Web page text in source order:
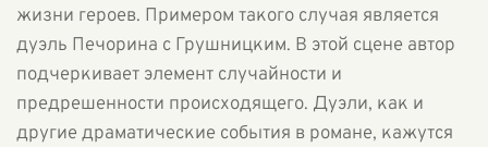
жизни героев. Примером такого случая является
дуэль Печорина с Грушницким. В этой сцене автор
подчеркивает элемент случайности и
предрешенности происходящего. Дуэли, как и
другие драматические события в романе, кажутся